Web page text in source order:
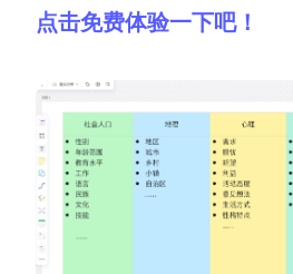
点击免费体验一下吧！